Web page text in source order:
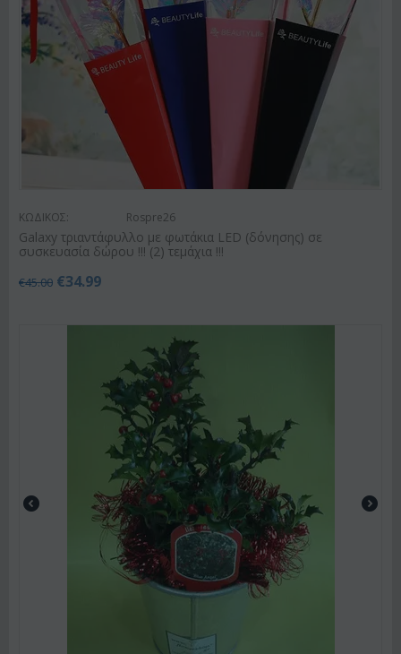
ΚΩΔΙΚΟΣ: Rospre26
Galaxy τριαντάφυλλο με φωτάκια LED (δόνησης) σε
συσκευασία δώρου !!! (2) τεμάχια !!!
€45.00 €34.99